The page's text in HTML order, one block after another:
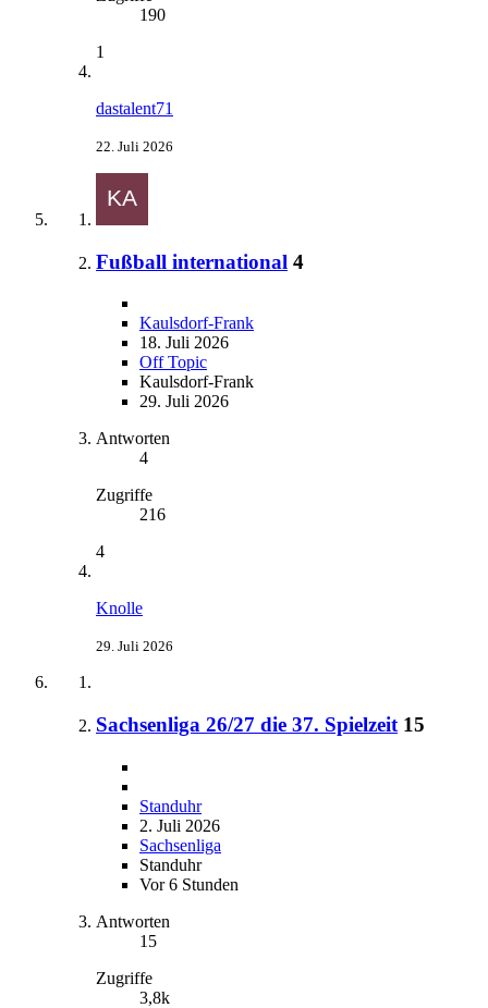
190
1
dastalent71
22. Juli 2026
Fußball international 4
Kaulsdorf-Frank
18. Juli 2026
Off Topic
Kaulsdorf-Frank
29. Juli 2026
Antworten
4
Zugriffe
216
4
Knolle
29. Juli 2026
Sachsenliga 26/27 die 37. Spielzeit 15
Standuhr
2. Juli 2026
Sachsenliga
Standuhr
Vor 6 Stunden
Antworten
15
Zugriffe
3,8k